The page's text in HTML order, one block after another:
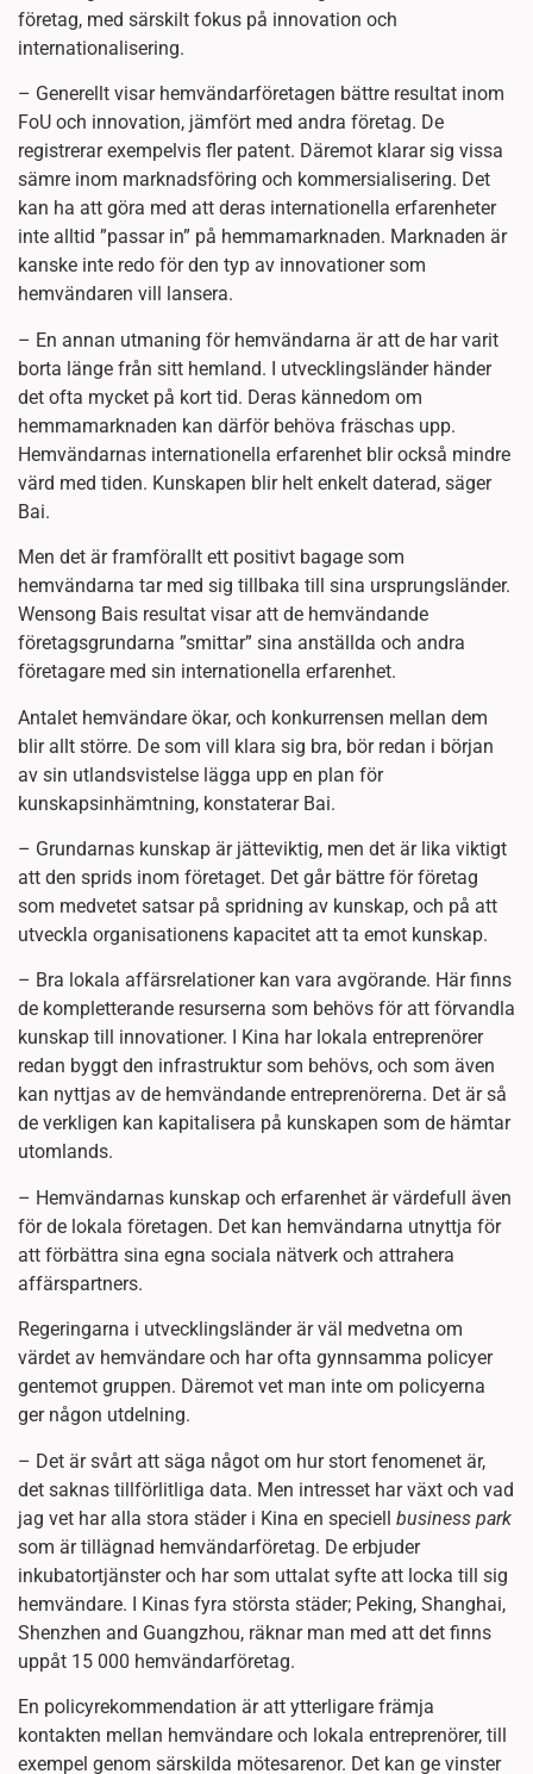
företag, med särskilt fokus på innovation och
internationalisering.
– Generellt visar hemvändarföretagen bättre resultat inom
FoU och innovation, jämfört med andra företag. De
registrerar exempelvis fler patent. Däremot klarar sig vissa
sämre inom marknadsföring och kommersialisering. Det
kan ha att göra med att deras internationella erfarenheter
inte alltid ”passar in” på hemmamarknaden. Marknaden är
kanske inte redo för den typ av innovationer som
hemvändaren vill lansera.
– En annan utmaning för hemvändarna är att de har varit
borta länge från sitt hemland. I utvecklingsländer händer
det ofta mycket på kort tid. Deras kännedom om
hemmamarknaden kan därför behöva fräschas upp.
Hemvändarnas internationella erfarenhet blir också mindre
värd med tiden. Kunskapen blir helt enkelt daterad, säger
Bai.
Men det är framförallt ett positivt bagage som
hemvändarna tar med sig tillbaka till sina ursprungsländer.
Wensong Bais resultat visar att de hemvändande
företagsgrundarna ”smittar” sina anställda och andra
företagare med sin internationella erfarenhet.
Antalet hemvändare ökar, och konkurrensen mellan dem
blir allt större. De som vill klara sig bra, bör redan i början
av sin utlandsvistelse lägga upp en plan för
kunskapsinhämtning, konstaterar Bai.
– Grundarnas kunskap är jätteviktig, men det är lika viktigt
att den sprids inom företaget. Det går bättre för företag
som medvetet satsar på spridning av kunskap, och på att
utveckla organisationens kapacitet att ta emot kunskap.
– Bra lokala affärsrelationer kan vara avgörande. Här finns
de kompletterande resurserna som behövs för att förvandla
kunskap till innovationer. I Kina har lokala entreprenörer
redan byggt den infrastruktur som behövs, och som även
kan nyttjas av de hemvändande entreprenörerna. Det är så
de verkligen kan kapitalisera på kunskapen som de hämtar
utomlands.
– Hemvändarnas kunskap och erfarenhet är värdefull även
för de lokala företagen. Det kan hemvändarna utnyttja för
att förbättra sina egna sociala nätverk och attrahera
affärspartners.
Regeringarna i utvecklingsländer är väl medvetna om
värdet av hemvändare och har ofta gynnsamma policyer
gentemot gruppen. Däremot vet man inte om policyerna
ger någon utdelning.
– Det är svårt att säga något om hur stort fenomenet är,
det saknas tillförlitliga data. Men intresset har växt och vad
jag vet har alla stora städer i Kina en speciell business park
som är tillägnad hemvändarföretag. De erbjuder
inkubatortjänster och har som uttalat syfte att locka till sig
hemvändare. I Kinas fyra största städer; Peking, Shanghai,
Shenzhen and Guangzhou, räknar man med att det finns
uppåt 15 000 hemvändarföretag.
En policyrekommendation är att ytterligare främja
kontakten mellan hemvändare och lokala entreprenörer, till
exempel genom särskilda mötesarenor. Det kan ge vinster